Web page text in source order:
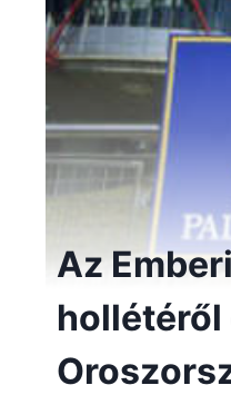
Az
hollétéről